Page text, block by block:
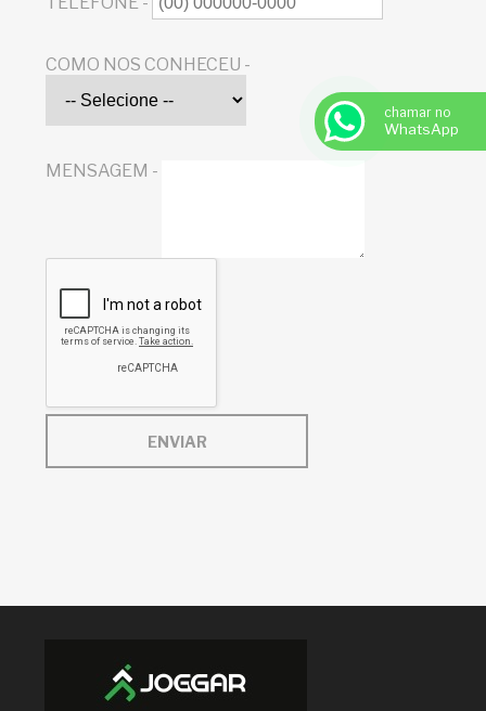
COMO NOS CONHECEU -
MENSAGEM -
ENVIAR
chamar no
WhatsApp